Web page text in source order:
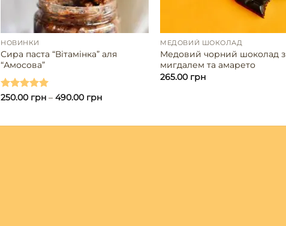
НОВИНКИ
Сира паста “Вітамінка” аля
“Амосова”
Оцінено в
250.00 грн –490.00 грн
МЕДОВИЙ ШОКОЛАД
Медовий чорний шоколад з
мигдалем та амарето
265.00 грн